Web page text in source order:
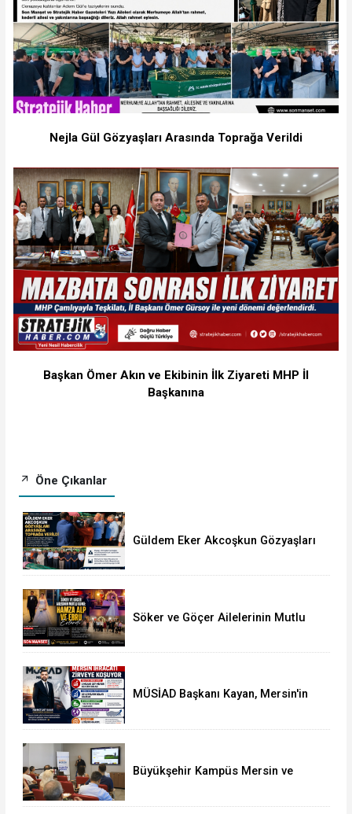
Nejla Gül Gözyaşları Arasında Toprağa Verildi
Başkan Ömer Akın ve Ekibinin İlk Ziyareti MHP İl
Başkanına
Öne Çıkanlar
Güldem Eker Akcoşkun Gözyaşları
Söker ve Göçer Ailelerinin Mutlu
MÜSİAD Başkanı Kayan, Mersin'in
Büyükşehir Kampüs Mersin ve